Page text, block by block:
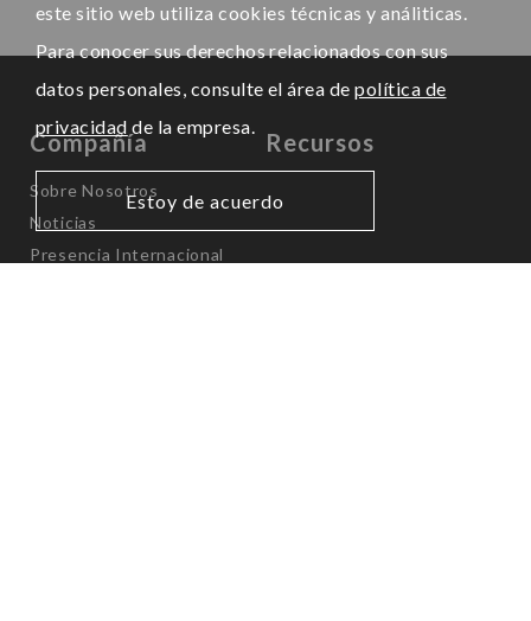
este sitio web utiliza cookies técnicas y análiticas.
Para conocer sus derechos relacionados con sus
datos personales, consulte el área depolítica de
privacidad de la empresa.
Estoy de acuerdo
Compañía
Sobre Nosotros
Noticias
Presencia Internacional
Recursos